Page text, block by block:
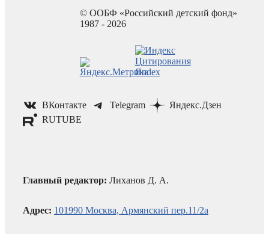
© ООБФ «Российский детский фонд»
1987 - 2026
ВКонтакте Telegram
Яндекс.Дзен
RUTUBE
Главный редактор: Лиханов Д. А.
Адрес: 101990 Москва, Армянский пер.11/2а